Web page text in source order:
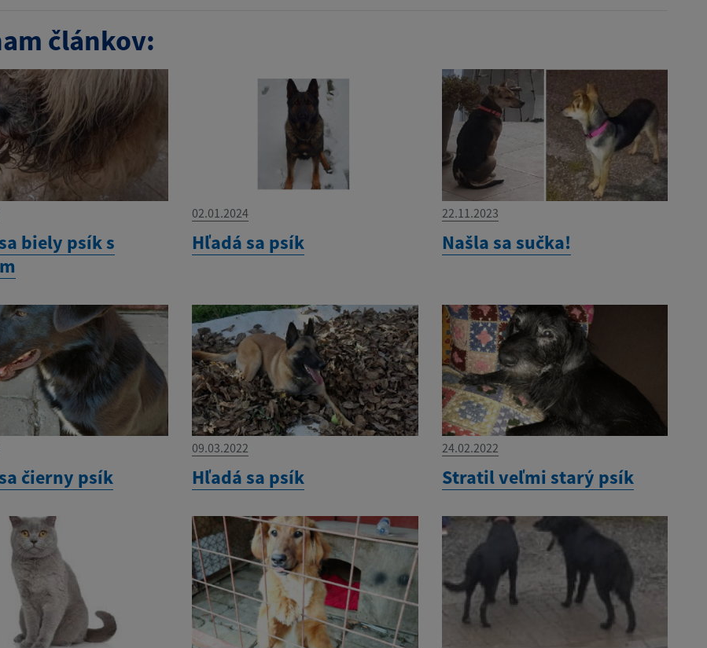
článkov:
biely psík s
02.01.2024
Hľadá sa psík
22.11.2023
Našla sa sučka!
čierny psík
09.03.2022
Hľadá sa psík
24.02.2022
Stratil veľmi starý psík